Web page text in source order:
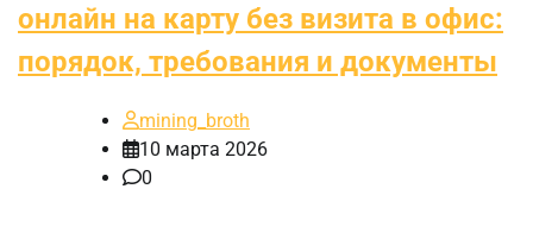
онлайн на карту без визита в офис:
порядок, требования и документы
mining_broth
10 марта 2026
0